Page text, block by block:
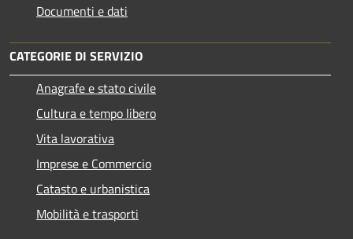
Documenti e dati
CATEGORIE DI SERVIZIO
Anagrafe e stato civile
Cultura e tempo libero
Vita lavorativa
Imprese e Commercio
Catasto e urbanistica
Mobilità e trasporti